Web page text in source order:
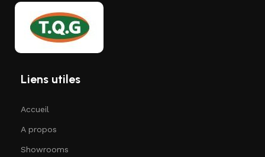
Liens utiles
Accueil
A propos
Showrooms